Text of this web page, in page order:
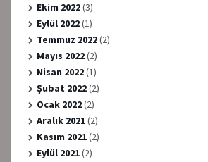
Ekim 2022(3)
Eylül 2022(1)
Temmuz 2022(2)
Mayıs 2022(2)
Nisan 2022(1)
Şubat 2022(2)
Ocak 2022(2)
Aralık 2021(2)
Kasım 2021(2)
Eylül 2021(2)